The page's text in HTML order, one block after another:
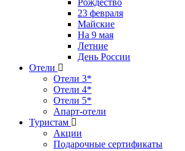
Рождество
23 февраля
Майские
На 9 мая
Летние
День России
Отели
Отели 3*
Отели 4*
Отели 5*
Апарт-отели
Туристам
Акции
Подарочные сертификаты